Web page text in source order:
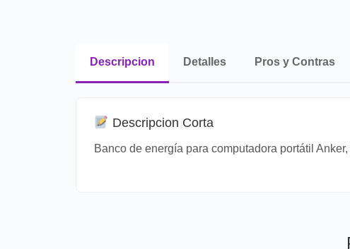
Descripcion Detalles Pros y Contras
Descripcion Corta
Banco de energía para computadora portátil